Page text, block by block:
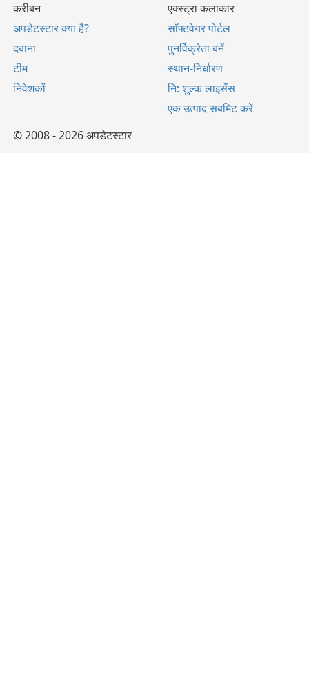
करीबन
अपडेटस्टार क्या है?
दबाना
टीम
निवेशकों
एक्स्ट्रा कलाकार
सॉफ्टवेयर पोर्टल
पुनर्विक्रेता बनें
स्थान-निर्धारण
नि: शुल्क लाइसेंस
एक उत्पाद सबमिट करें
© 2008 - 2026 अपडेटस्टार